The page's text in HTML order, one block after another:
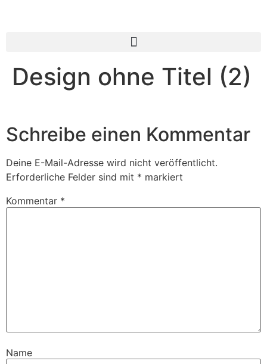
Design ohne Titel (2)
Schreibe einen Kommentar
Deine E-Mail-Adresse wird nicht veröffentlicht.
Erforderliche Felder sind mit * markiert
Kommentar *
Name